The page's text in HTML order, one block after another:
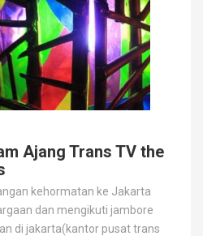
Ajang Trans TV the
kehormatan ke Jakarta
dan mengikuti jambore
di jakarta(kantor pusat trans